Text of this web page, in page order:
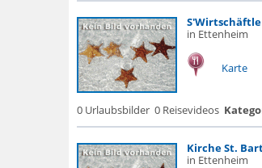
S'Wirtschäftle
in Ettenheim
Karte
0 Urlaubsbilder 0 Reisevideos
Kirche St.
in Ettenheim